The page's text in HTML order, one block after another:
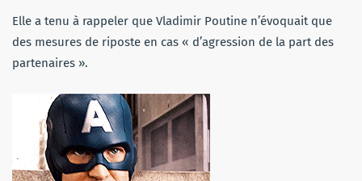
Elle a tenu à rappeler que Vladimir Poutine n’évoquait que
des mesures de riposte en cas « d’agression de la part des
partenaires ».